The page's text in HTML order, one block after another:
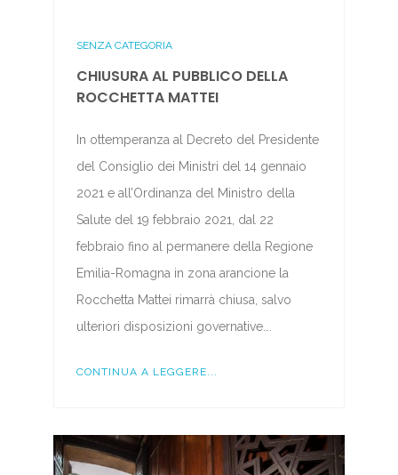
SENZA CATEGORIA
CHIUSURA AL PUBBLICO DELLA
ROCCHETTA MATTEI
In ottemperanza al Decreto del Presidente
del Consiglio dei Ministri del 14 gennaio
2021 e all’Ordinanza del Ministro della
Salute del 19 febbraio 2021, dal 22
febbraio fino al permanere della Regione
Emilia-Romagna in zona arancione la
Rocchetta Mattei rimarrà chiusa, salvo
ulteriori disposizioni governative….
CONTINUA A LEGGERE...